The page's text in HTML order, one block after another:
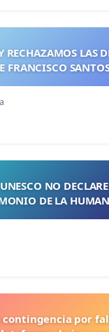
RECHAZAMOS LAS
FRANCISCO
NO
DE LA
contingencia por